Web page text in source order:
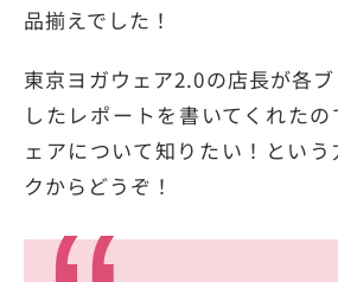
品揃えでした！
東京ヨガウェア2.0の店長が各
したレポートを書いてくれた
ェアについて知りたい！とい
クからどうぞ！